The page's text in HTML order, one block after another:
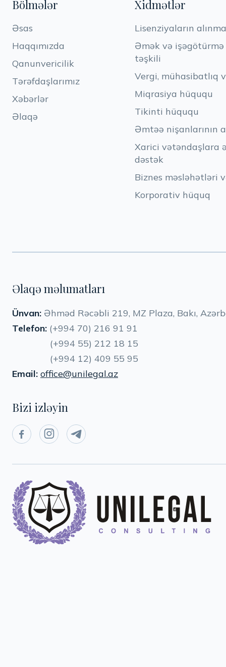
Bölmələr
Əsas
Haqqımızda
Qanunvericilik
Tərəfdaşlarımız
Xəbərlər
Əlaqə
Xidmətlər
Lisenziyaların
Əmək və
təşkili
Vergi, mühasibatlıq
Miqrasiya hüququ
Tikinti hüququ
Əmtəə nişanlarının
Xarici vətəndaşlara
dəstək
Biznes məsləhətləri
Korporativ hüquq
Əlaqə məlumatları
Ünvan: Əhməd Rəcəbli 219, MZ Plaza, Bakı,
Telefon: (+994 70) 216 91 91
(+994 55) 212 18 15
(+994 12) 409 55 95
Email: office@unilegal.az
Bizi izləyin
  